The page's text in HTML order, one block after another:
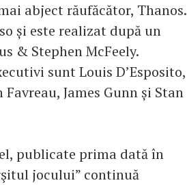
abject răufăcător, Thanos.
și este realizat după un
& Stephen McFeely.
sunt Louis D’Esposito,
James Gunn și Stan
publicate prima dată în
jocului” continuă